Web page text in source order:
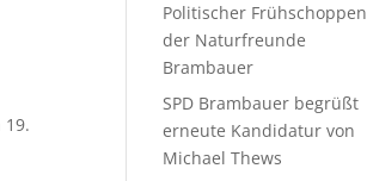
Politischer Frühschoppen
der Naturfreunde
Brambauer
SPD Brambauer begrüßt
erneute Kandidatur von
Michael Thews